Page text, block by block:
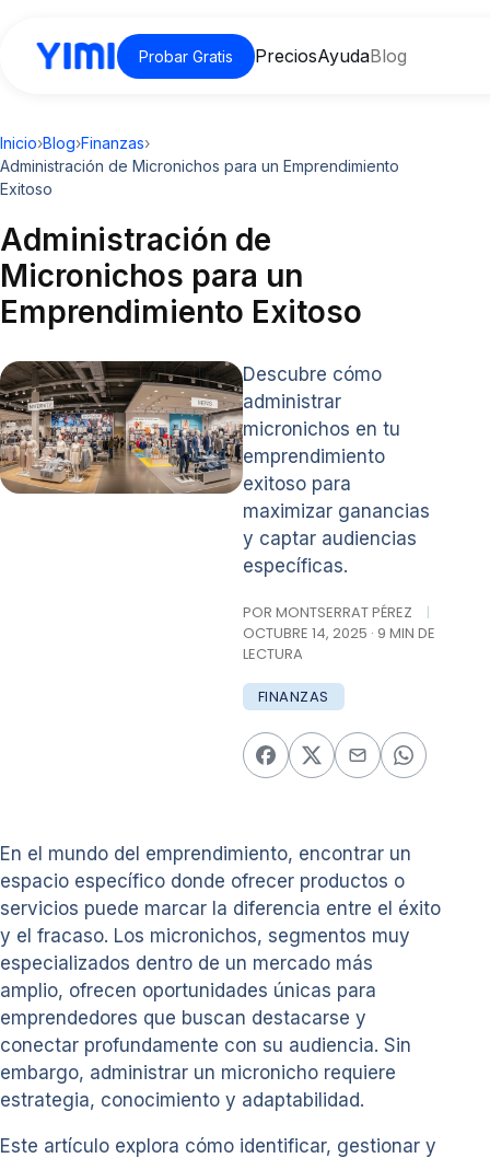
Probar Gratis PreciosAyudaBlog
Inicio›Blog›Finanzas›
Administración de Micronichos para un Emprendimiento
Exitoso
Administración de
Micronichos para un
Emprendimiento Exitoso
Descubre cómo
administrar
micronichos en tu
emprendimiento
exitoso para
maximizar ganancias
y captar audiencias
específicas.
POR MONTSERRAT PÉREZ
|
OCTUBRE 14, 2025 · 9 MIN DE
LECTURA
FINANZAS
En el mundo del emprendimiento, encontrar un
espacio específico donde ofrecer productos o
servicios puede marcar la diferencia entre el éxito
y el fracaso. Los micronichos, segmentos muy
especializados dentro de un mercado más
amplio, ofrecen oportunidades únicas para
emprendedores que buscan destacarse y
conectar profundamente con su audiencia. Sin
embargo, administrar un micronicho requiere
estrategia, conocimiento y adaptabilidad.
Este artículo explora cómo identificar, gestionar y